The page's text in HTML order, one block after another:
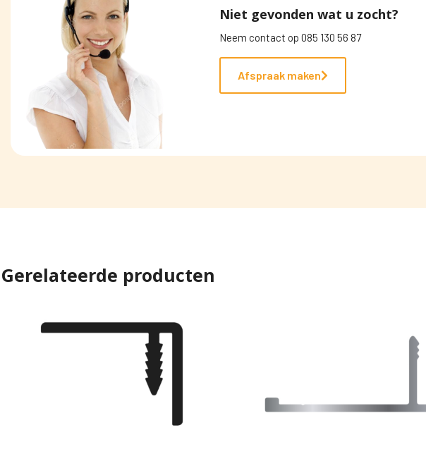
Niet gevonden wat u zocht?
Neem contact op 085 130 56 87
Afspraak maken
Gerelateerde producten